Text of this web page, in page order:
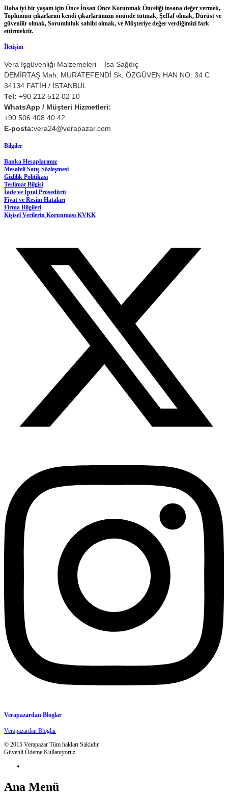
Daha iyi bir yaşam için Önce İnsan Önce Korunmak Önceliği insana değer vermek,
Toplumun çıkarlarını kendi çıkarlarımızın önünde tutmak, Şeffaf olmak, Dürüst ve
güvenilir olmak, Sorumluluk sahibi olmak, ve Müşteriye değer verdiğimizi fark
ettirmektir.
İletişim
Vera İşgüvenliği Malzemeleri – İsa Sağdıç
DEMİRTAŞ Mah. MURATEFENDİ Sk. ÖZGÜVEN HAN NO: 34 C
34134 FATİH / İSTANBUL
Tel: +90 212 512 02 10
WhatsApp / Müşteri Hizmetleri:
+90 506 408 40 42
E-posta:vera24@verapazar.com
Bilgiler
Banka Hesaplarımız
Mesafeli Satış Sözleşmesi
Gizlilik Politikası
Teslimat Bilgisi
İade ve İptal Prosedürü
Fiyat ve Resim Hataları
Firma Bilgileri
Kişisel Verilerin Korunması KVKK
Verapazardan Bloglar
Verapazardan Bloglar
© 2015 Verapazar Tüm hakları Saklıdır.
Güvenli Ödeme Kullanıyoruz
Ana Menü